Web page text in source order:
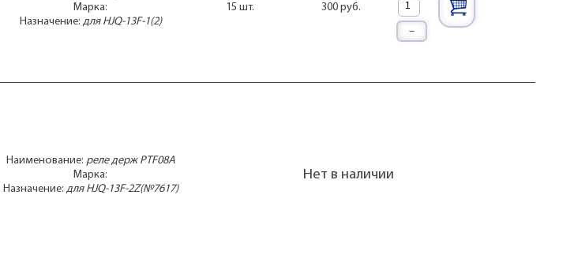
Марка:
Назначение: для HJQ-13F-1(2)
15 шт. 300 руб.
–
Наименование: реле держ PTF08A
Марка:
Назначение: для HJQ-13F-2Z(№7617)
Нет в наличии